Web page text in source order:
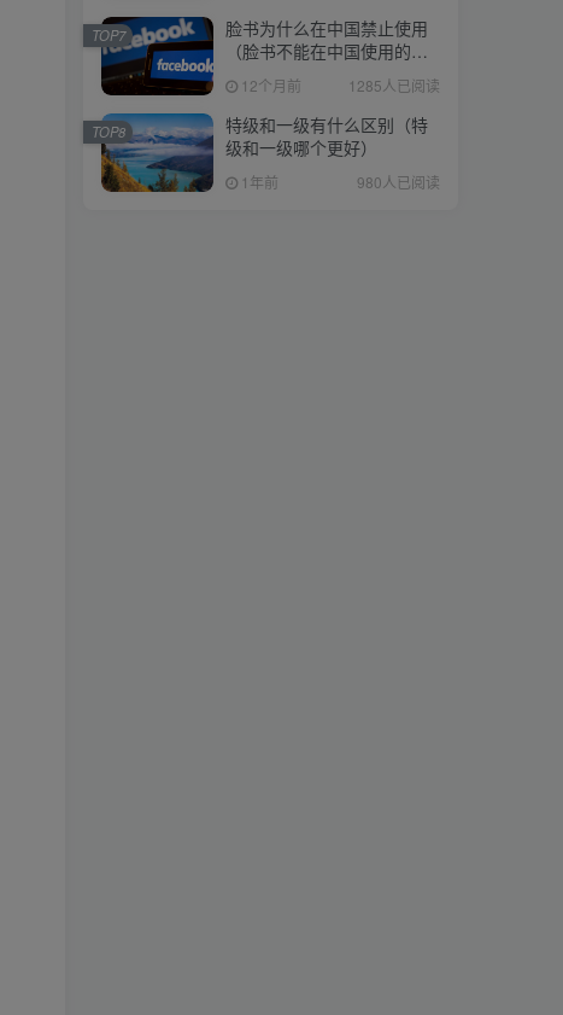
脸书为什么在中国禁止使用
（脸书不能在中国使用的原
12个月前 1285人已阅读
TOP7
特级和一级有什么区别（特
级和一级哪个更好）
1年前 980人已阅读
TOP8
脸书为什么在中国禁止使用
（脸书不能在中国使用的原
因）12个月前 1285人已阅读
TOP7
特级和一级有什么区别（特
级和一级哪个更好）
1年前 980人已阅读
TOP8